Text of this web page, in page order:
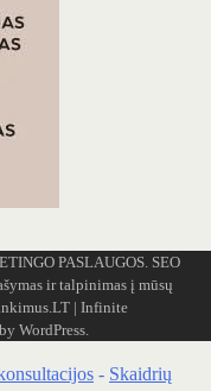
PASLAUGOS. SEO
ir talpinimas į mūsų
| Infinite
WordPress.
- Skaidrių